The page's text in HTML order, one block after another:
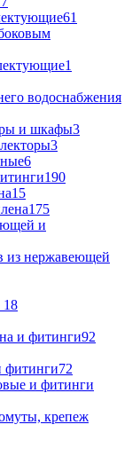
61
1
водоснабжения
и шкафы3
3
6
190
15
175
и
из нержавеющей
18
и фитинги92
фитинги72
и фитинги
крепеж